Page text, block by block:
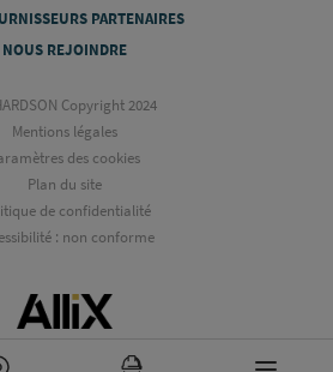
PARTENAIRES
NOUS REJOINDRE
Copyright 2024
Mentions légales
des cookies
Plan du site
de confidentialité
: non conforme